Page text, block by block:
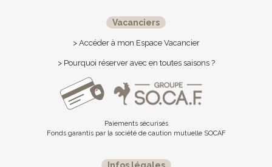
Vacanciers
> Accéder à mon Espace Vacancier
> Pourquoi réserver avec en toutes saisons ?
Paiements sécurisés
Fonds garantis par la société de caution mutuelle SOCAF